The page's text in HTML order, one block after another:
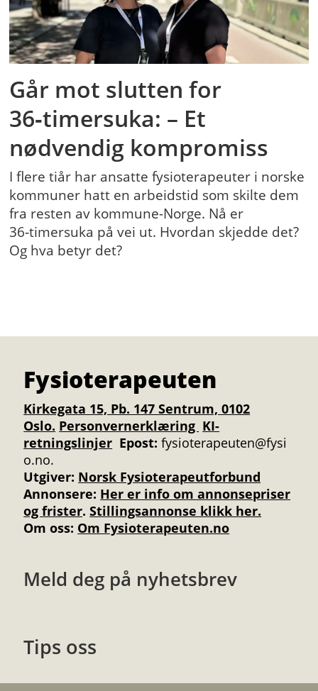
Går mot slutten for
36‑timersuka: – Et
nødvendig kompromiss
I flere tiår har ansatte fysioterapeuter i norske
kommuner hatt en arbeidstid som skilte dem
fra resten av kommune-Norge. Nå er
36‑timersuka på vei ut. Hvordan skjedde det?
Og hva betyr det?
Fysioterapeuten
Kirkegata 15, Pb. 147 Sentrum, 0102
Oslo. Personvernerklæring KI-
retningslinjer Epost: fysioterapeuten@fysi
o.no.
Utgiver: Norsk Fysioterapeutforbund
Annonsere: Her er info om annonsepriser
og frister.Stillingsannonse klikk her.
Om oss: Om Fysioterapeuten.no
Meld deg på nyhetsbrev
Tips oss